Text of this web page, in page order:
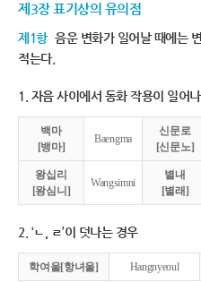
제3장 표기상의 유의점
제1항 음운 변화가 일어날 때에는
적는다.
1. 자음 사이에서 동화 작용이 일어
백마
[뱅마]
Baengma
신문로
[신문노]
왕십리
[왕심니]
Wangsimni
별내
[별래]
2. ‘ㄴ, ㄹ’이 덧나는 경우
학여울[항녀울] Hangnyeoul